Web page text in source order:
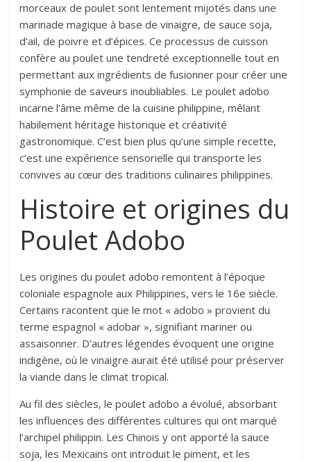
morceaux de poulet sont lentement mijotés dans une
marinade magique à base de vinaigre, de sauce soja,
d’ail, de poivre et d’épices. Ce processus de cuisson
confère au poulet une tendreté exceptionnelle tout en
permettant aux ingrédients de fusionner pour créer une
symphonie de saveurs inoubliables. Le poulet adobo
incarne l’âme même de la cuisine philippine, mêlant
habilement héritage historique et créativité
gastronomique. C’est bien plus qu’une simple recette,
c’est une expérience sensorielle qui transporte les
convives au cœur des traditions culinaires philippines.
Histoire et origines du
Poulet Adobo
Les origines du poulet adobo remontent à l’époque
coloniale espagnole aux Philippines, vers le 16e siècle.
Certains racontent que le mot « adobo » provient du
terme espagnol « adobar », signifiant mariner ou
assaisonner. D’autres légendes évoquent une origine
indigène, où le vinaigre aurait été utilisé pour préserver
la viande dans le climat tropical.
Au fil des siècles, le poulet adobo a évolué, absorbant
les influences des différentes cultures qui ont marqué
l’archipel philippin. Les Chinois y ont apporté la sauce
soja, les Mexicains ont introduit le piment, et les